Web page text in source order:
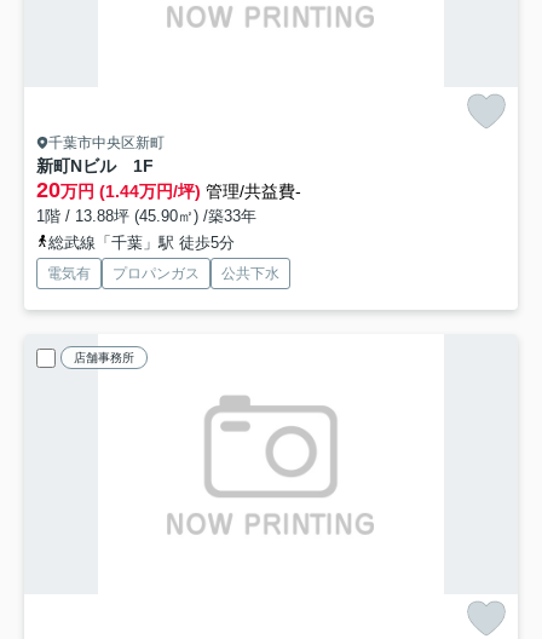
千葉市中央区新町
新町Nビル 1F
20万円 (1.44万円/坪) 管理/共益費-
1階 / 13.88坪 (45.90㎡) /築33年
総武線「千葉」駅 徒歩5分
電気有 プロパンガス 公共下水
店舗事務所